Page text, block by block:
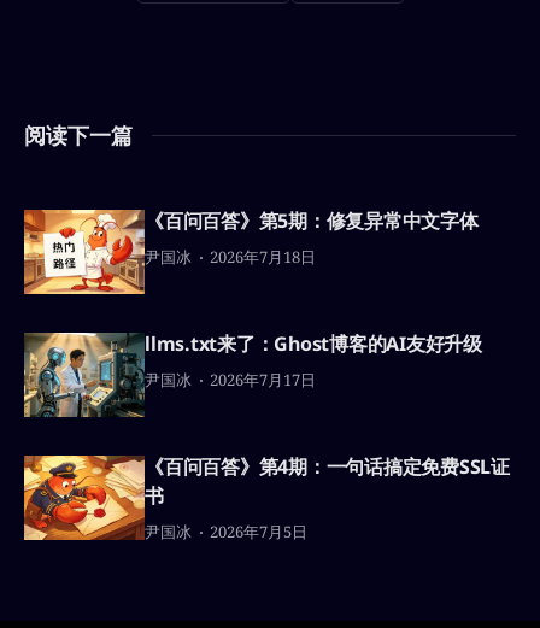
阅读下一篇
《百问百答》第5期：修复异常中文字体
尹国冰 2026年7月18日
llms.txt来了：Ghost博客的AI友好升级
尹国冰 2026年7月17日
《百问百答》第4期：一句话搞定免费SSL证
书
尹国冰 2026年7月5日